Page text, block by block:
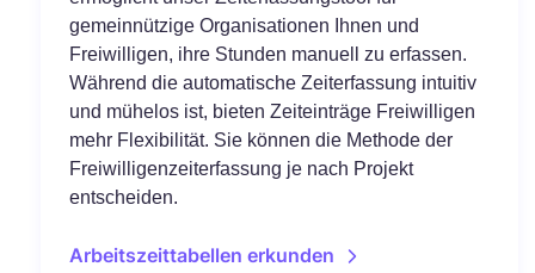
gemeinnützige Organisationen Ihnen und
Freiwilligen, ihre Stunden manuell zu erfassen.
Während die automatische Zeiterfassung intuitiv
und mühelos ist, bieten Zeiteinträge Freiwilligen
mehr Flexibilität. Sie können die Methode der
Freiwilligenzeiterfassung je nach Projekt
entscheiden.
Arbeitszeittabellen erkunden